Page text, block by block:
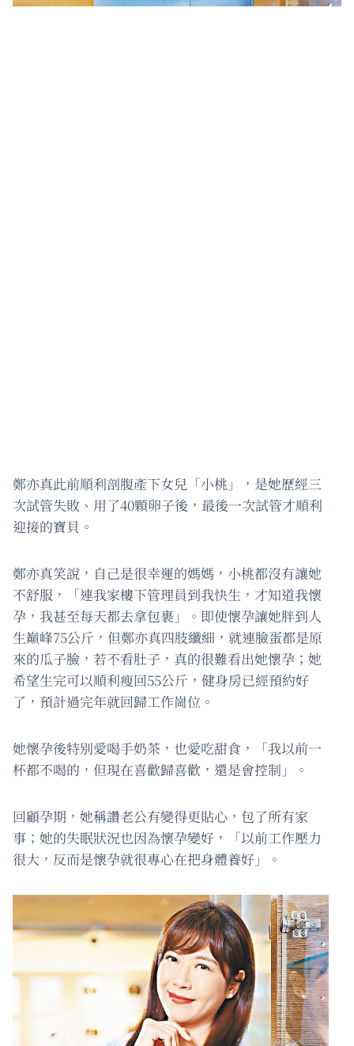
鄭亦真此前順利剖腹產下女兒「小桃」，是她歷經三
次試管失敗、用了40顆卵子後，最後一次試管才順利
迎接的寶貝。
鄭亦真笑說，自己是很幸運的媽媽，小桃都沒有讓她
不舒服，「連我家樓下管理員到我快生，才知道我懷
孕，我甚至每天都去拿包裹」。即使懷孕讓她胖到人
生巔峰75公斤，但鄭亦真四肢纖細，就連臉蛋都是原
來的瓜子臉，若不看肚子，真的很難看出她懷孕；她
希望生完可以順利瘦回55公斤，健身房已經預約好
了，預計過完年就回歸工作崗位。
她懷孕後特別愛喝手奶茶，也愛吃甜食，「我以前一
杯都不喝的，但現在喜歡歸喜歡，還是會控制」。
回顧孕期，她稱讚老公有變得更貼心，包了所有家
事；她的失眠狀況也因為懷孕變好，「以前工作壓力
很大，反而是懷孕就很專心在把身體養好」。